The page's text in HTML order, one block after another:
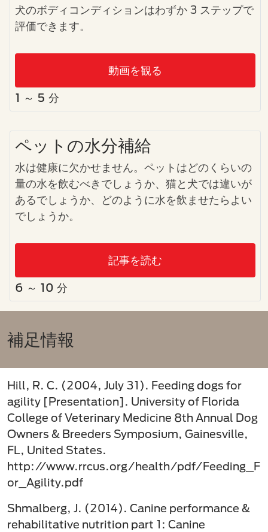
犬のボディコンディションはわずか 3 ステップで
評価できます。
動画を観る
1 ～ 5 分
ペットの水分補給
水は健康に欠かせません。ペットはどのくらいの
量の水を飲むべきでしょうか、猫と犬では違いが
あるでしょうか、どのように水を飲ませたらよい
でしょうか。
記事を読む
6 ～ 10 分
補足情報​
Hill, R. C. (2004, July 31). Feeding dogs for
agility [Presentation]. University of Florida
College of Veterinary Medicine 8th Annual Dog
Owners & Breeders Symposium, Gainesville,
FL, United States.
http://www.rrcus.org/health/pdf/Feeding_F
or_Agility.pdf
Shmalberg, J. (2014). Canine performance &
rehabilitative nutrition part 1: Canine